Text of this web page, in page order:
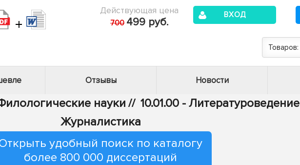
+
Действующая цена
700 499 руб.
ВХОД
Товаров:
Отзывы Новости
науки // 10.01.00 - Литературоведение
Журналистика
удобный поиск по каталогу
более 800 000 диссертаций